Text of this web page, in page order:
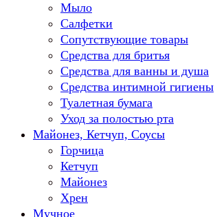
Мыло
Салфетки
Сопутствующие товары
Средства для бритья
Средства для ванны и душа
Средства интимной гигиены
Туалетная бумага
Уход за полостью рта
Майонез, Кетчуп, Соусы
Горчица
Кетчуп
Майонез
Хрен
Мучное